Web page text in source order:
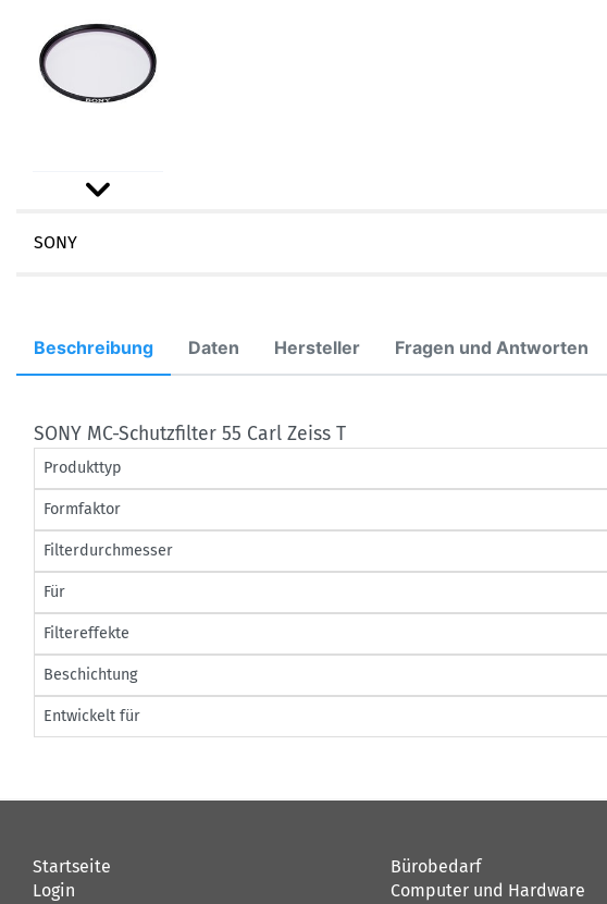
SONY
Beschreibung Daten Hersteller Fragen und Antworten
SONY MC-Schutzfilter 55 Carl Zeiss T
Produkttyp
Formfaktor
Filterdurchmesser
Für
Filtereffekte
Beschichtung
Entwickelt für
Startseite
Login
Bürobedarf
Computer und Hardware